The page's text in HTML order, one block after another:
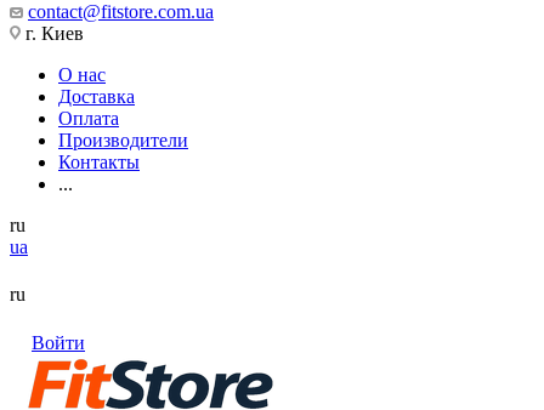
contact@fitstore.com.ua
г. Киев
О нас
Доставка
Оплата
Производители
Контакты
...
ru
ua
ru
Войти